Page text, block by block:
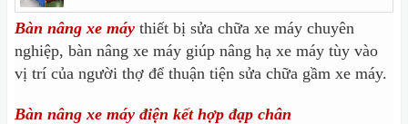
Bàn nâng xe máy thiết bị sửa chữa xe máy chuyên
nghiệp, bàn nâng xe máy giúp nâng hạ xe máy tùy vào
vị trí của người thợ để thuận tiện sửa chữa gầm xe máy.
Bàn nâng xe máy điện kết hợp đạp chân